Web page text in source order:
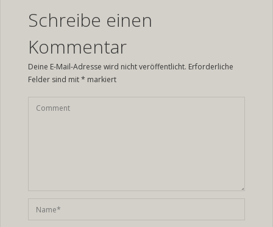
Schreibe einen
Kommentar
Deine E-Mail-Adresse wird nicht veröffentlicht. Erforderliche
Felder sind mit* markiert